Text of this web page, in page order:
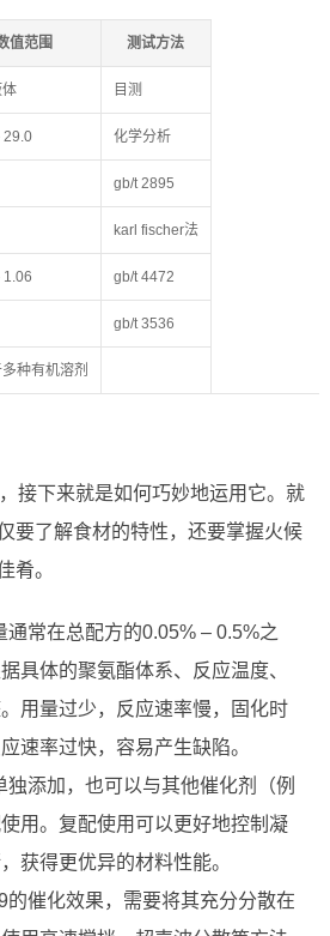
值范围 测试方法
目测
29.0 化学分析
gb/t 2895
karl fischer法
1.06 gb/t 4472
gb/t 3536
种有机溶剂
接下来就是如何巧妙地运用它。就
要了解食材的特性，还要掌握火候
肴。
通常在总配方的0.05% – 0.5%之
具体的聚氨酯体系、反应温度、
用量过少，反应速率慢，固化时
速率过快，容易产生缺陷。
独添加，也可以与其他催化剂（例
用。复配使用可以更好地控制凝
获得更优异的材料性能。
的催化效果，需要将其充分分散在